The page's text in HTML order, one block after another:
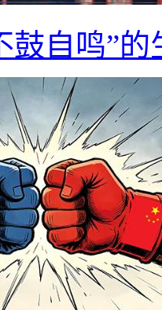
鼓自鸣”